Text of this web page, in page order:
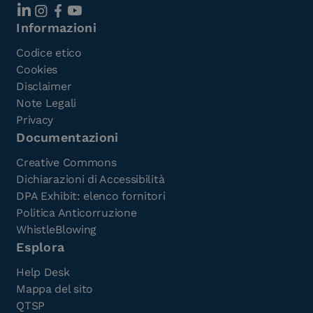
Informazioni
Codice etico
Cookies
Disclaimer
Note Legali
Privacy
Documentazioni
Creative Commons
Dichiarazioni di Accessibilità
DPA Exhibit: elenco fornitori
Politica Anticorruzione
WhistleBlowing
Esplora
Help Desk
Mappa del sito
QTSP